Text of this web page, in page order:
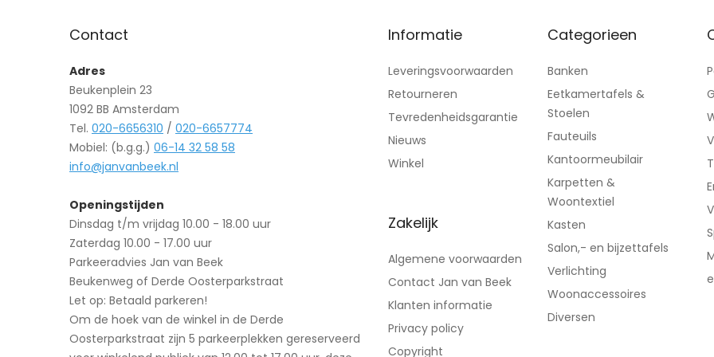
Contact
Adres
Beukenplein 23
1092 BB Amsterdam
Tel. 020-6656310 / 020-6657774
Mobiel: (b.g.g.) 06-14 32 58 58
info@janvanbeek.nl
Openingstijden
Dinsdag t/m vrijdag 10.00 - 18.00 uur
Zaterdag 10.00 - 17.00 uur
Parkeeradvies Jan van Beek
Beukenweg of Derde Oosterparkstraat
Let op: Betaald parkeren!
Om de hoek van de winkel in de Derde
Oosterparkstraat zijn 5 parkeerplekken gereserveerd
Informatie
Leveringsvoorwaarden
Retourneren
Tevredenheidsgarantie
Nieuws
Winkel
Zakelijk
Algemene voorwaarden
Contact Jan van Beek
Klanten informatie
Privacy policy
Copyright
Categorieen
Banken
Eetkamertafels &
Stoelen
Fauteuils
Kantoormeubilair
Karpetten &
Woontextiel
Kasten
Salon,- en bijzettafels
Verlichting
Woonaccessoires
Diversen